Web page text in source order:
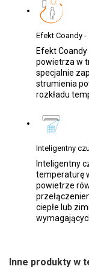
Efekt Coandy
Efekt
powietrza w
specjalnie
strumienia
rozkładu
Inteligentny
Inteligentny
temperaturę
powietrze
ciepłe lub
Inne produkty w